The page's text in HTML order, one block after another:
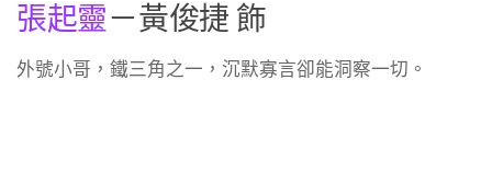
張起靈－黃俊捷 飾
外號小哥，鐵三角之一，沉默寡言卻能洞察一切。